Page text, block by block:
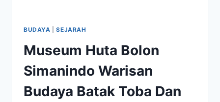
BUDAYA |SEJARAH
Museum Huta Bolon
Simanindo Warisan
Budaya Batak Toba Dan